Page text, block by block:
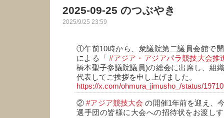
2025-09-25 のつぶやき
2025/9/25 23:59
①午前10時から、衆議院第二議員会館で
による「#アジア・アジアパラ競技大会推
橋本聖子参議院議員)の総会に出席し、組
代表してご挨拶を申し上げました。
https://x.com/ohmura_jimusho_/status/
②#アジア競技大会 の開催1年前を迎え、
選手団の皆様に大会への招待状をお渡し